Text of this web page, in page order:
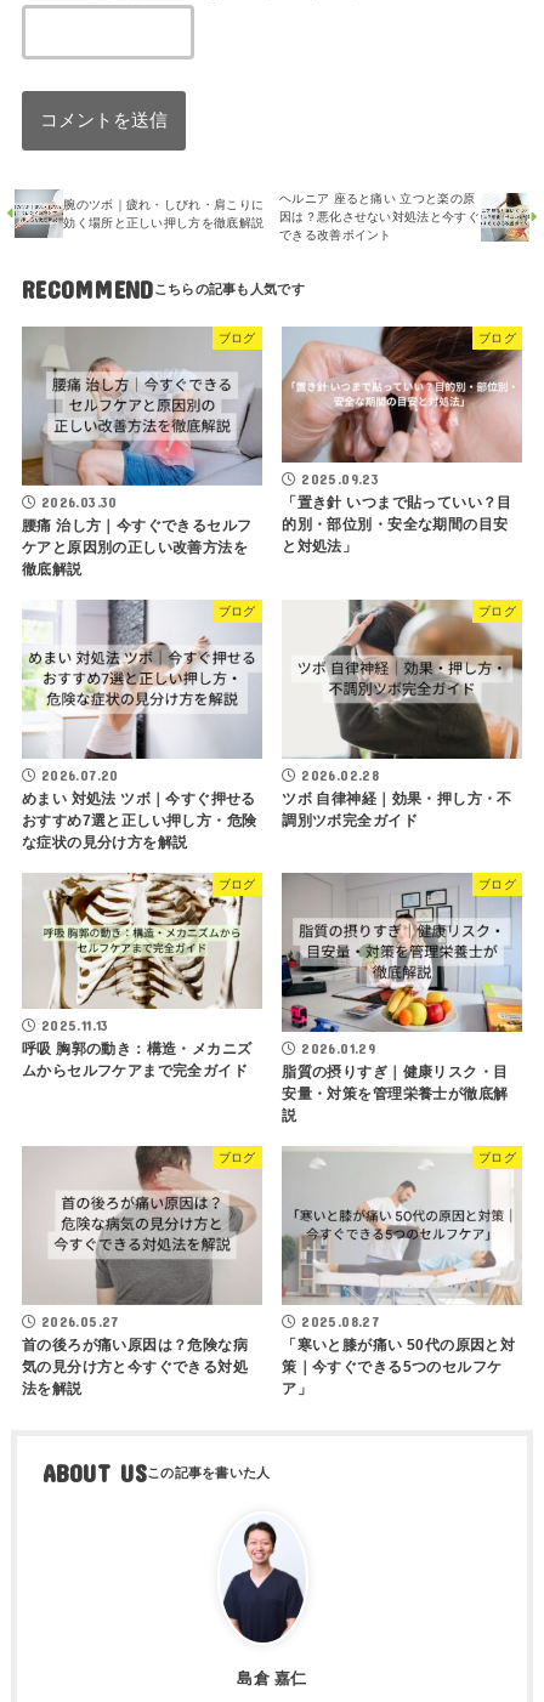
腕のツボ｜疲れ・しびれ・肩こりに
効く場所と正しい押し方を徹底解説
ヘルニア 座ると痛い 立つと楽の原
因は？悪化させない対処法と今すぐ
できる改善ポイント
RECOMMEND
ブログ
2026.03.30
腰痛 治し方｜今すぐできるセルフ
ケアと原因別の正しい改善方法を
徹底解説
ブログ
2025.09.23
「置き針 いつまで貼っていい？目
的別・部位別・安全な期間の目安
と対処法」
ブログ
2026.07.20
めまい 対処法 ツボ｜今すぐ押せる
おすすめ7選と正しい押し方・危険
な症状の見分け方を解説
ブログ
2026.02.28
ツボ 自律神経｜効果・押し方・不
調別ツボ完全ガイド
ブログ
2025.11.13
呼吸 胸郭の動き：構造・メカニズ
ムからセルフケアまで完全ガイド
ブログ
2026.01.29
脂質の摂りすぎ｜健康リスク・目
安量・対策を管理栄養士が徹底解
説
ブログ
2026.05.27
首の後ろが痛い原因は？危険な病
気の見分け方と今すぐできる対処
法を解説
ブログ
2025.08.27
「寒いと膝が痛い 50代の原因と対
策｜今すぐできる5つのセルフケ
ア」
ABOUT US
島倉 嘉仁